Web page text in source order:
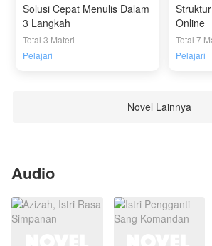
Solusi Cepat Menulis Dalam
3 Langkah
Total 3 Materi
Pelajari
Online
Total 7
Pelajari
Novel Lainnya
Audio